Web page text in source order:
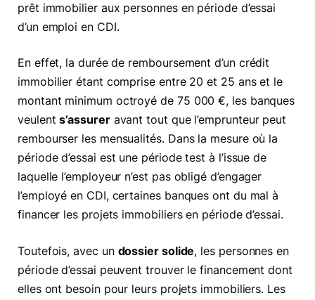
prêt immobilier aux personnes en période d’essai
d’un emploi en CDI.
En effet, la durée de remboursement d’un crédit
immobilier étant comprise entre 20 et 25 ans et le
montant minimum octroyé de 75 000 €, les banques
veulents’assureravant tout que l’emprunteur peut
rembourser les mensualités. Dans la mesure où la
période d’essai est une période test à l’issue de
laquelle l’employeur n’est pas obligé d’engager
l’employé en CDI, certaines banques ont du mal à
financer les projets immobiliers en période d’essai.
Toutefois, avec un dossier solide, les personnes en
période d’essai peuvent trouver le financement dont
elles ont besoin pour leurs projets immobiliers. Les